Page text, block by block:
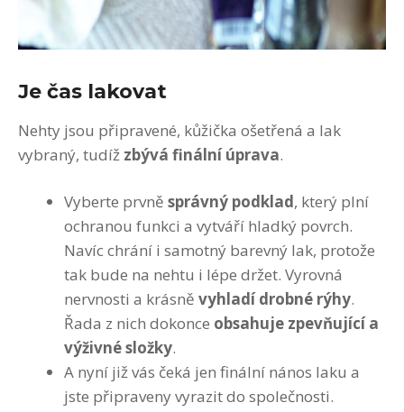
Je čas lakovat
Nehty jsou připravené, kůžička ošetřená a lak
vybraný, tudíž zbývá finální úprava.
Vyberte prvně správný podklad, který plní
ochranou funkci a vytváří hladký povrch.
Navíc chrání i samotný barevný lak, protože
tak bude na nehtu i lépe držet. Vyrovná
nervnosti a krásně vyhladí drobné rýhy.
Řada z nich dokonce obsahuje zpevňující a
výživné složky.
A nyní již vás čeká jen finální nános laku a
jste připraveny vyrazit do společnosti.